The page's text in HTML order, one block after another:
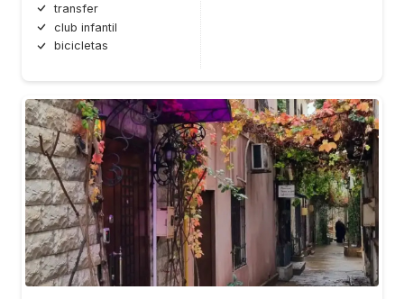
transfer
club infantil
bicicletas